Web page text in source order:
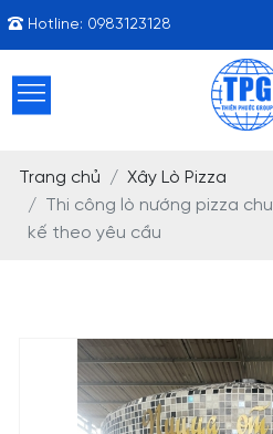
Hotline: 0983123128
Trang chủ
Xây Lò Pizza
Thi công lò nướng pizza
kế theo yêu cầu